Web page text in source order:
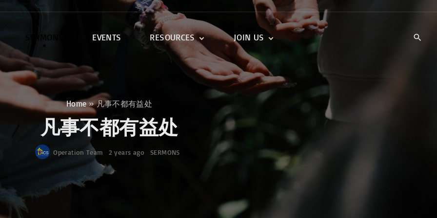
EVENTS RESOURCES
DEVOTIONALS
DAILY DEVOTIONALS
TRAILBLAZERS YOUTH
KIDS‘ DEVOTIONALS
DISCIPLESHIP CLASSES
ONE SOUL FOR CHRIST
JOIN US
KIDS’ CHURCH
TRAIIBLAZERS YOUTH
CELL GROUPS
CAREERS
Home»凡事不都有益处
凡事不都有益处
Operation Team 2 years ago SERMONS